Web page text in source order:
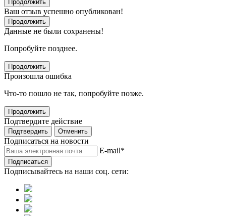
Продолжить
Ваш отзыв успешно опубликован!
Продолжить
Данные не были сохранены!
Попробуйте позднее.
Продолжить
Произошла ошибка
Что-то пошло не так, попробуйте позже.
Продолжить
Подтвердите действие
Подтвердить Отменить
Подписаться на новости
E-mail*
Подписаться
Подписывайтесь на наши соц. сети: